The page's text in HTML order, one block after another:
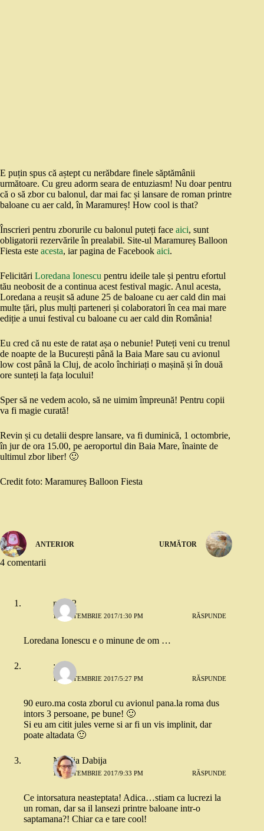
E puțin spus că aștept cu nerăbdare finele săptămânii
următoare. Cu greu adorm seara de entuziasm! Nu doar pentru
că o să zbor cu balonul, dar mai fac și lansare de roman printre
baloane cu aer cald, în Maramureș! How cool is that?
Înscrieri pentru zborurile cu balonul puteți face aici, sunt
obligatorii rezervările în prealabil. Site-ul Maramureș Balloon
Fiesta este acesta, iar pagina de Facebook aici.
Felicitări Loredana Ionescu pentru ideile tale și pentru efortul
tău neobosit de a continua acest festival magic. Anul acesta,
Loredana a reușit să adune 25 de baloane cu aer cald din mai
multe țări, plus mulți parteneri și colaboratori în cea mai mare
ediție a unui festival cu baloane cu aer cald din România!
Eu cred că nu este de ratat așa o nebunie! Puteți veni cu trenul
de noapte de la București până la Baia Mare sau cu avionul
low cost până la Cluj, de acolo închiriați o mașină și în două
ore sunteți la fața locului!
Sper să ne vedem acolo, să ne uimim împreună! Pentru copii
va fi magie curată!
Revin și cu detalii despre lansare, va fi duminică, 1 octombrie,
în jur de ora 15.00, pe aeroportul din Baia Mare, înainte de
ultimul zbor liber! 🙂
Credit foto: Maramureș Balloon Fiesta
ANTERIOR URMĂTOR
4 comentarii
mira 2
17 SEPTEMBRIE 2017/1:30 PM RĂSPUNDE
Loredana Ionescu e o minune de om …
:-(
17 SEPTEMBRIE 2017/5:27 PM RĂSPUNDE
90 euro.ma costa zborul cu avionul pana.la roma dus
intors 3 persoane, pe bune! 🙂
Si eu am citit jules verne si ar fi un vis implinit, dar
poate altadata 🙂
Natalia Dabija
17 SEPTEMBRIE 2017/9:33 PM RĂSPUNDE
Ce intorsatura neasteptata! Adica…stiam ca lucrezi la
un roman, dar sa il lansezi printre baloane intr-o
saptamana?! Chiar ca e tare cool!